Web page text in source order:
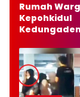
Rumah
Kepohkidul
Damkarmat
Tak Ada